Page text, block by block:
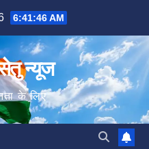
6:41:46 AM
न्यूज
के लिए